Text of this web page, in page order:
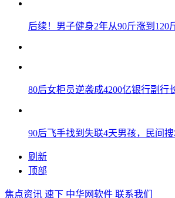
后续！男子健身2年从90斤涨到
80后女柜员逆袭成4200亿银行副行
90后飞手找到失联4天男孩，民间搜
刷新
顶部
焦点资讯 速下 中华网软件 联系我们